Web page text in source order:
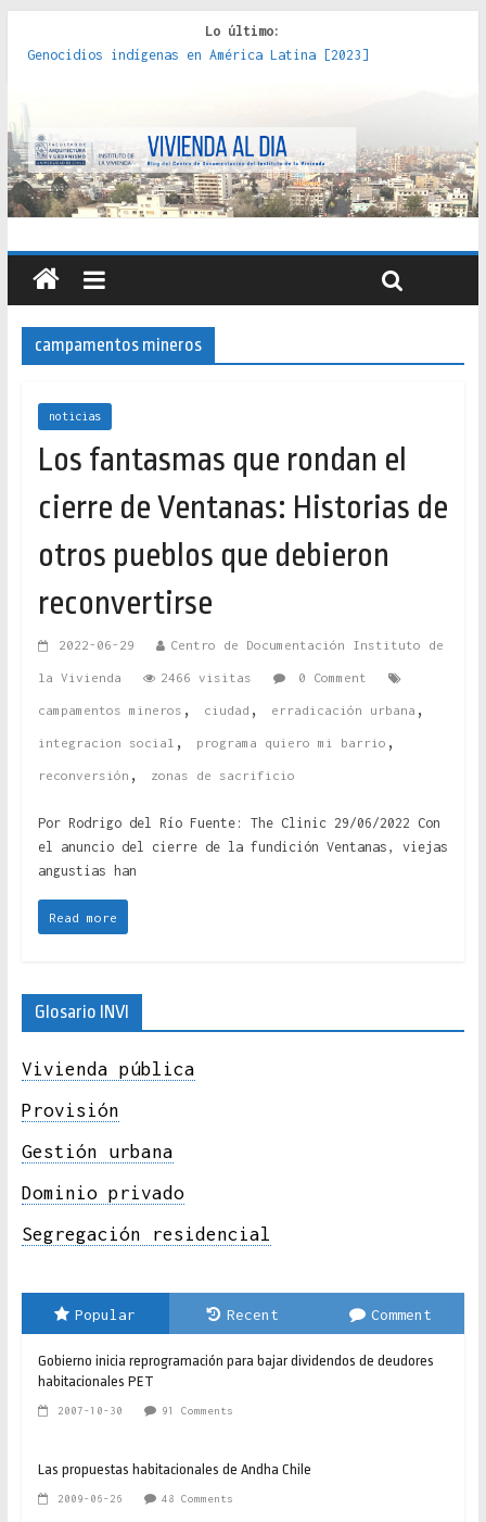
Lo último:
Genocidios indígenas en América Latina [2023]
políticas, prácticas y representaciones [2022]
crítica de las fronteras latinoamericanas [2020]
Criterios técnicos para una vivienda adecuada [2019]
Red de consultorios de la Caja del Seguro Obrero en
Santiago : un patrimonio emblemático [2014]
campamentos mineros
noticias
Los fantasmas que rondan el
cierre de Ventanas: Historias de
otros pueblos que debieron
reconvertirse
2022-06-29 Centro de Documentación Instituto de
la Vivienda 2466 visitas 0 Comment
campamentos mineros , ciudad , erradicación urbana ,
integracion social , programa quiero mi barrio ,
reconversión , zonas de sacrificio
Por Rodrigo del Río Fuente: The Clinic 29/06/2022 Con
el anuncio del cierre de la fundición Ventanas, viejas
angustias han
Read more
Glosario INVI
Vivienda pública
Provisión
Gestión urbana
Dominio privado
Segregación residencial
Popular Recent Comment
Gobierno inicia reprogramación para bajar dividendos de deudores
habitacionales PET
2007-10-30 91 Comments
Las propuestas habitacionales de Andha Chile
2009-06-26 48 Comments